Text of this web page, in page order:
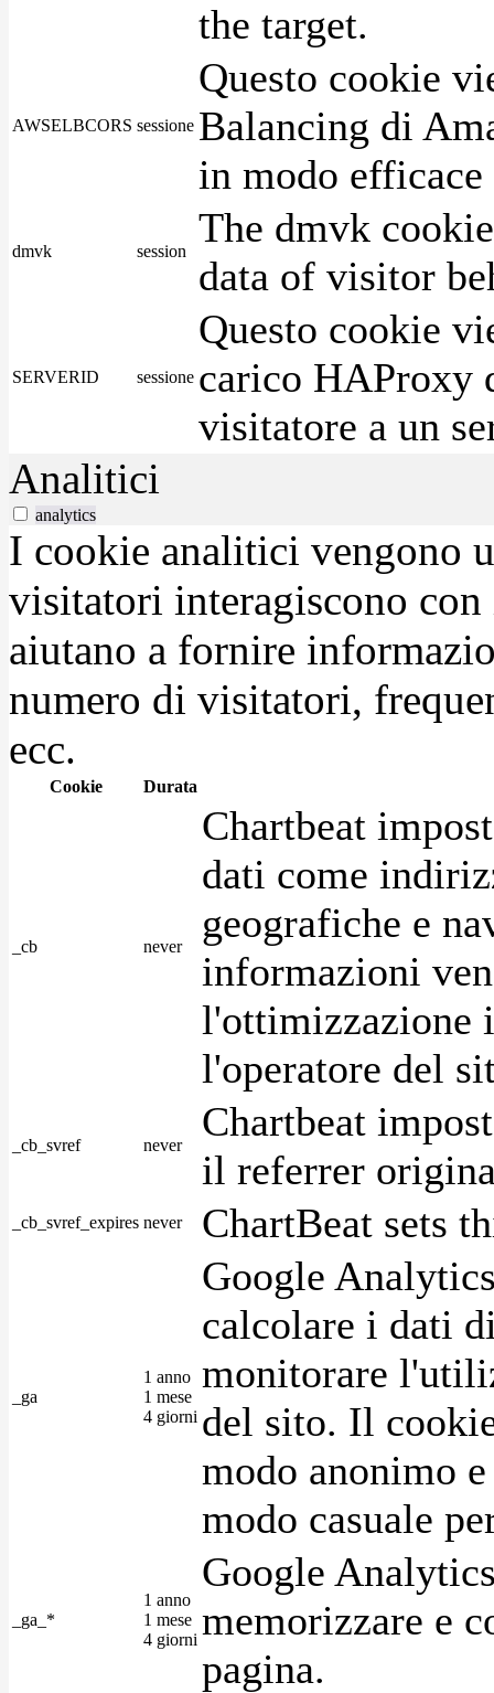
the target.
AWSELBCORS sessione
Questo cookie
Balancing di
in modo
dmvk session
The dmvk
data of visitor
SERVERID sessione
Questo cookie
carico HAProxy
visitatore a un
Analitici
analytics
I cookie analitici vengono
visitatori interagiscono
aiutano a fornire
numero di visitatori,
ecc.
Cookie Durata
_cb never
Chartbeat
dati come
geografiche e
informazioni
l'ottimizzazione
l'operatore del
_cb_svref never
Chartbeat
il referrer
_cb_svref_expires never ChartBeat sets
_ga
1 anno
1 mese
4 giorni
Google
calcolare i dati
monitorare
del sito. Il
modo anonimo
modo casuale
_ga_*
1 anno
1 mese
4 giorni
Google
memorizzare e
pagina.